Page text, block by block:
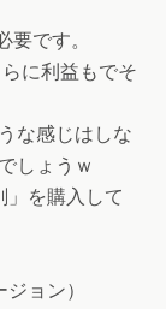
です。
に利益もでそ
な感じはしな
しょうｗ
」を購入して
ョン）